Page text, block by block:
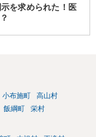
を求められた！医
小布施町
高山村
飯綱町 栄村